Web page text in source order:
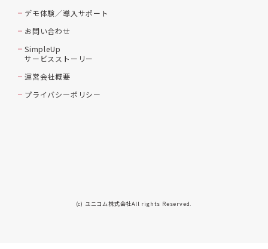
デモ体験／導入サポート
お問い合わせ
SimpleUp
サービスストーリー
運営会社概要
プライバシーポリシー
(c) ユニコム株式会社All rights Reserved.